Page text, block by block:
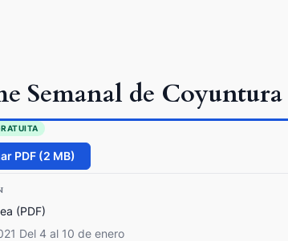
Semanal de Coyuntura
PDF (2 MB)
(PDF)
Del 4 al 10 de enero